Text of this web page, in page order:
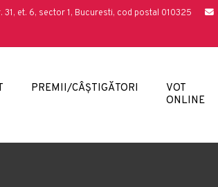
31, et. 6, sector 1, Bucuresti, cod postal 010325
PREMII/CÂȘTIGĂTORI
VOT
ONLINE